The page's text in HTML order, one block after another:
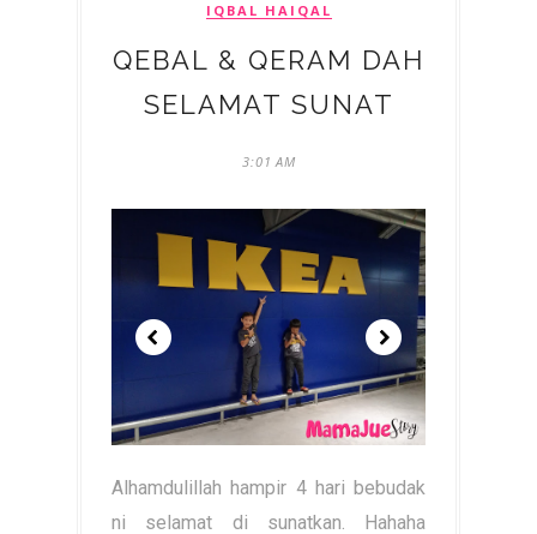
IQBAL HAIQAL
QEBAL & QERAM DAH
SELAMAT SUNAT
3:01 AM
Alhamdulillah hampir 4 hari bebudak
ni selamat di sunatkan. Hahaha